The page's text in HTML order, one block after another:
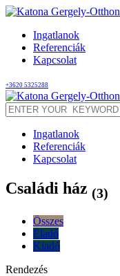
Ingatlanok
Referenciák
Kapcsolat
+3620 5325288
Ingatlanok
Referenciák
Kapcsolat
Családi ház (3)
Összes
Eladó
Kiadó
Rendezés